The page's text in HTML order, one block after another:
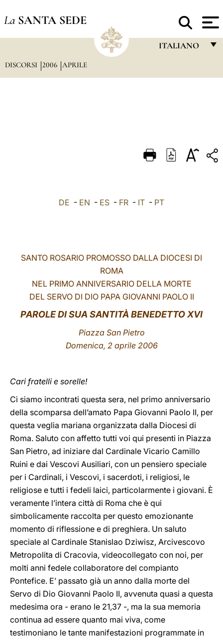
La SANTA SEDE
ITALIANO
DEUTSCH
العربيّة
DISCORSI 2006 APRILE
DE - EN - ES - FR - IT - PT
SANTO ROSARIO PROMOSSO DALLA DIOCESI DI
ROMA
NEL PRIMO ANNIVERSARIO DELLA MORTE
DEL SERVO DI DIO PAPA GIOVANNI PAOLO II
PAROLE DI SUA SANTITÀ BENEDETTO XVI
Piazza San Pietro
Domenica, 2 aprile 2006
Cari fratelli e sorelle!
Ci siamo incontrati questa sera, nel primo anniversario
della scomparsa dell’amato Papa Giovanni Paolo II, per
questa veglia mariana organizzata dalla Diocesi di
Roma. Saluto con affetto tutti voi qui presenti in Piazza
San Pietro, ad iniziare dal Cardinale Vicario Camillo
Ruini e dai Vescovi Ausiliari, con un pensiero speciale
per i Cardinali, i Vescovi, i sacerdoti, i religiosi, le
religiose e tutti i fedeli laici, particolarmente i giovani. È
veramente l’intera città di Roma che è qui
simbolicamente raccolta per questo emozionante
momento di riflessione e di preghiera. Un saluto
speciale al Cardinale Stanislao Dziwisz, Arcivescovo
Metropolita di Cracovia, videocollegato con noi, per
molti anni fedele collaboratore del compianto
Pontefice. E’ passato già un anno dalla morte del
Servo di Dio Giovanni Paolo II, avvenuta quasi a questa
medesima ora - erano le 21,37 -, ma la sua memoria
continua ad essere quanto mai viva, come
testimoniano le tante manifestazioni programmate in